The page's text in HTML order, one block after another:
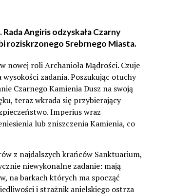
Angiris odzyskała Czarny
roziskrzonego Srebrnego Miasta.
nowej roli ­Archanioła Mądrości. Czuje
zadania. Poszukując otuchy
Czarnego Kamienia Dusz na swoją
teraz wkrada się przybierający
Imperius wraz
lub zniszczenia Kamienia, co
z najdalszych krańców Sanktuarium,
niewykonalne zadanie: mają
na barkach których ma spocząć
i strażnik anielskiego ostrza